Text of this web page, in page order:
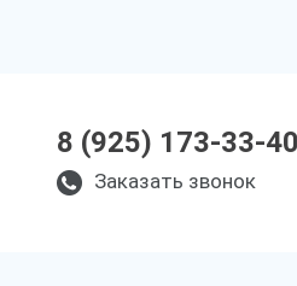
8 (925) 173-33-40
Заказать звонок